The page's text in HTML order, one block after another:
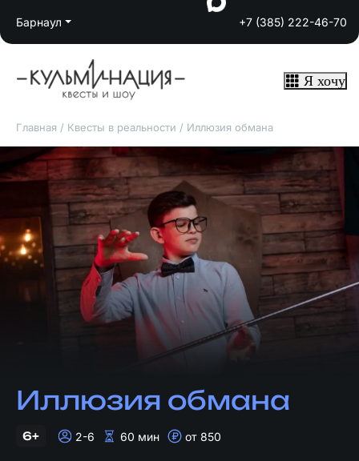
Барнаул +7 (385) 222-46-70
Я хочу
Главная / Квесты в реальности / Иллюзия обмана
Иллюзия обмана
6+ 2-6 60 мин от 850